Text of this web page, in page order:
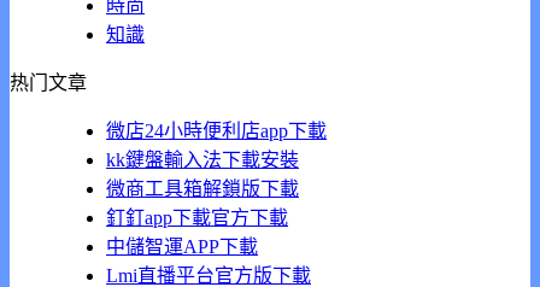
時尚
知識
热门文章
微店24小時便利店app下載
kk鍵盤輸入法下載安裝
微商工具箱解鎖版下載
釘釘app下載官方下載
中儲智運APP下載
Lmi直播平台官方版下載